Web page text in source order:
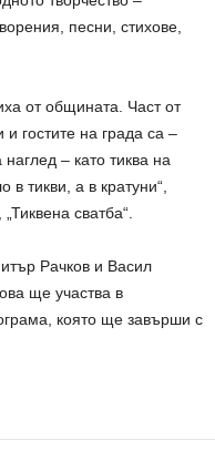
песни, стихове,
от общината. Част от
гостите на града са –
– като тиква на
в тикви, а в кратуни“,
сватба“.
Рачков и Васил
ще участва в
която ще завърши с